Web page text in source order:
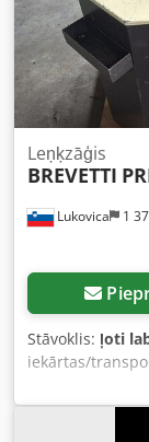
Lukovica 1
Leņķzāģis
BREVETTI
Stāvoklis: ļoti
iekārtas/
diametra
fiksēta atdure.